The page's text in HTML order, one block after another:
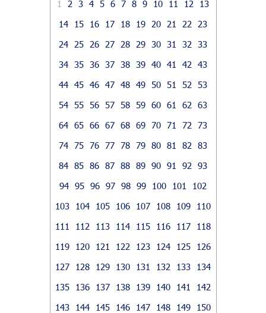
1 2 3 4 5 6 7 8 9 10 11 12
13
14
15 16 17 18 19 20 21 22
23
24
25 26 27 28 29 30 31 32
33
34
35 36 37 38 39 40 41 42
43
44 45 46 47 48 49 50 51 52
53
54
55 56 57 58 59 60 61 62
63
64 65 66 67 68 69 70 71 72
73
74 75 76 77 78 79 80 81 82
83
84 85 86 87 88 89 90 91 92
93
94 95 96 97 98 99 100 101
102
103
104 105 106 107 108 109
110
111
112 113 114 115 116 117
118
119
120 121 122 123 124 125
126
127
128 129 130 131 132 133
134
135
136 137 138 139 140 141
142
143
144 145 146 147 148 149
150